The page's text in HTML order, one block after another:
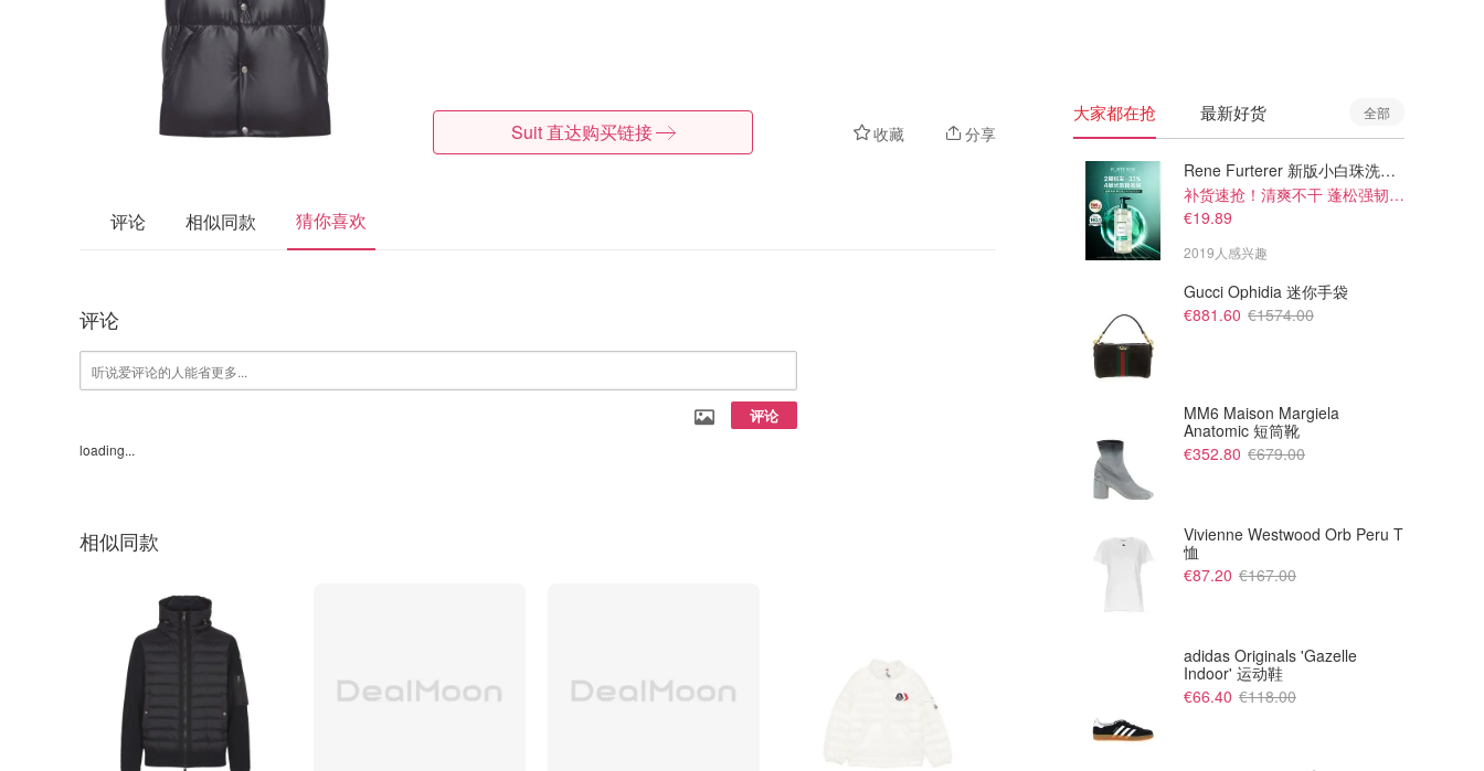
收藏 分享
Suit 直达购买链接
评论 相似同款 猜你喜欢
评论
评论
loading...
相似同款
大家都在抢 最新好货 全部
Rene Furterer 新版小白珠洗发水 500ml
补货速抢！清爽不干 蓬松强韧秀发
€19.89
2019人感兴趣
Gucci Ophidia 迷你手袋
€881.60 €1574.00
MM6 Maison Margiela
Anatomic 短筒靴
€352.80 €679.00
Vivienne Westwood Orb Peru T
恤
€87.20 €167.00
adidas Originals 'Gazelle
Indoor' 运动鞋
€66.40 €118.00